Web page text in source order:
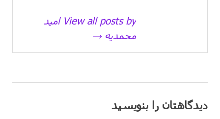
View all posts by امید
محمدیه →
دیدگاهتان را بنویسید